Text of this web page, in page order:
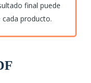
final puede
producto.